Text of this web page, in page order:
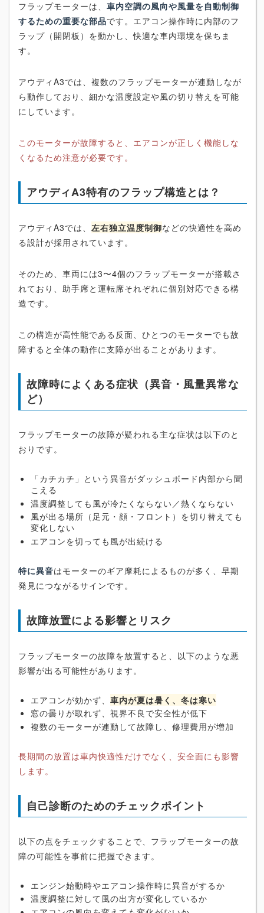
フラップモーターは、 車内空調の風向や風量を自動制御
するための重要な部品です。エアコン操作時に内部のフ
ラップ（開閉板）を動かし、快適な車内環境を保ちま
す。
アウディA3では、複数のフラップモーターが連動しなが
ら動作しており、細かな温度設定や風の切り替えを可能
にしています。
このモーターが故障すると、エアコンが正しく機能しな
くなるため注意が必要です。
アウディA3特有のフラップ構造とは？
アウディA3では、 左右独立温度制御などの快適性を高め
る設計が採用されています。
そのため、車両には3〜4個のフラップモーターが搭載さ
れており、助手席と運転席それぞれに個別対応できる構
造です。
この構造が高性能である反面、ひとつのモーターでも故
障すると全体の動作に支障が出ることがあります。
故障時によくある症状（異音・風量異常な
ど）
フラップモーターの故障が疑われる主な症状は以下のと
おりです。
「カチカチ」という異音がダッシュボード内部から聞
こえる
温度調整しても風が冷たくならない／熱くならない
風が出る場所（足元・顔・フロント）を切り替えても
変化しない
エアコンを切っても風が出続ける
特に異音はモーターのギア摩耗によるものが多く、早期
発見につながるサインです。
故障放置による影響とリスク
フラップモーターの故障を放置すると、以下のような悪
影響が出る可能性があります。
エアコンが効かず、 車内が夏は暑く、冬は寒い
窓の曇りが取れず、視界不良で安全性が低下
複数のモーターが連動して故障し、修理費用が増加
長期間の放置は車内快適性だけでなく、安全面にも影響
します。
自己診断のためのチェックポイント
以下の点をチェックすることで、フラップモーターの故
障の可能性を事前に把握できます。
エンジン始動時やエアコン操作時に異音がするか
温度調整に対して風の出方が変化しているか